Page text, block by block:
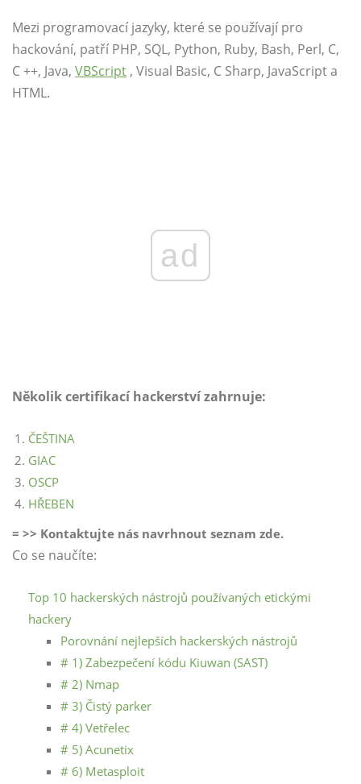
Mezi programovací jazyky, které se používají pro
hackování, patří PHP, SQL, Python, Ruby, Bash, Perl, C,
C ++, Java, VBScript , Visual Basic, C Sharp, JavaScript a
HTML.
ad
Několik certifikací hackerství zahrnuje:
ČEŠTINA
GIAC
OSCP
HŘEBEN
= >> Kontaktujte nás navrhnout seznam zde.
Co se naučíte:
Top 10 hackerských nástrojů používaných etickými
hackery
Porovnání nejlepších hackerských nástrojů
# 1) Zabezpečení kódu Kiuwan (SAST)
# 2) Nmap
# 3) Čistý parker
# 4) Vetřelec
# 5) Acunetix
# 6) Metasploit